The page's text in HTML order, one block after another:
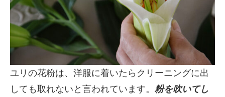
ユリの花粉は、洋服に着いたらクリーニングに出
しても取れないと言われています。 粉を吹いてし